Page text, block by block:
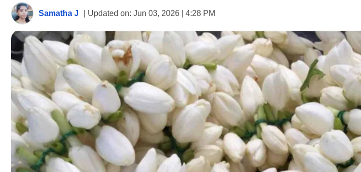
Samatha J Updated on: Jun 03, 2026 | 4:28 PM